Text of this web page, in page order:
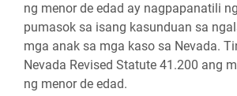
ng menor de edad ay nagpapanatili
pumasok sa isang kasunduan sa
mga anak sa mga kaso sa Nevada.
Nevada Revised Statute 41.200 ang
ng menor de edad.